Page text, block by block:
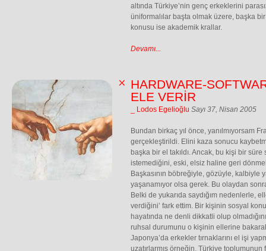
altında Türkiye’nin genç erkeklerini
üniformalılar başta olmak üzere, başka
konusu ise akademik krallar.
Devamı...
HARDWARE-
ELE VERİR
_ Lodos Egelioğlu Sayı 37, Nisan 2005
Bundan birkaç yıl önce, yanılmıyorsam
gerçekleştirildi. Elini kaza sonucu
başka bir el takıldı. Ancak, bu kişi bir
istemediğini, eski, elsiz haline geri
Başkasının böbreğiyle, gözüyle, kalbiyle
yaşanamıyor olsa gerek. Bu olaydan sonra
Belki de yukarıda saydığım nedenlerle,
verdiğini’ fark ettim. Bir kişinin sosyal
hayatında ne denli dikkatli olup
ruhsal durumunu o kişinin ellerine
Japonya’da erkekler tırnaklarını el işi
uzatırlarmış örneğin. Türkiye